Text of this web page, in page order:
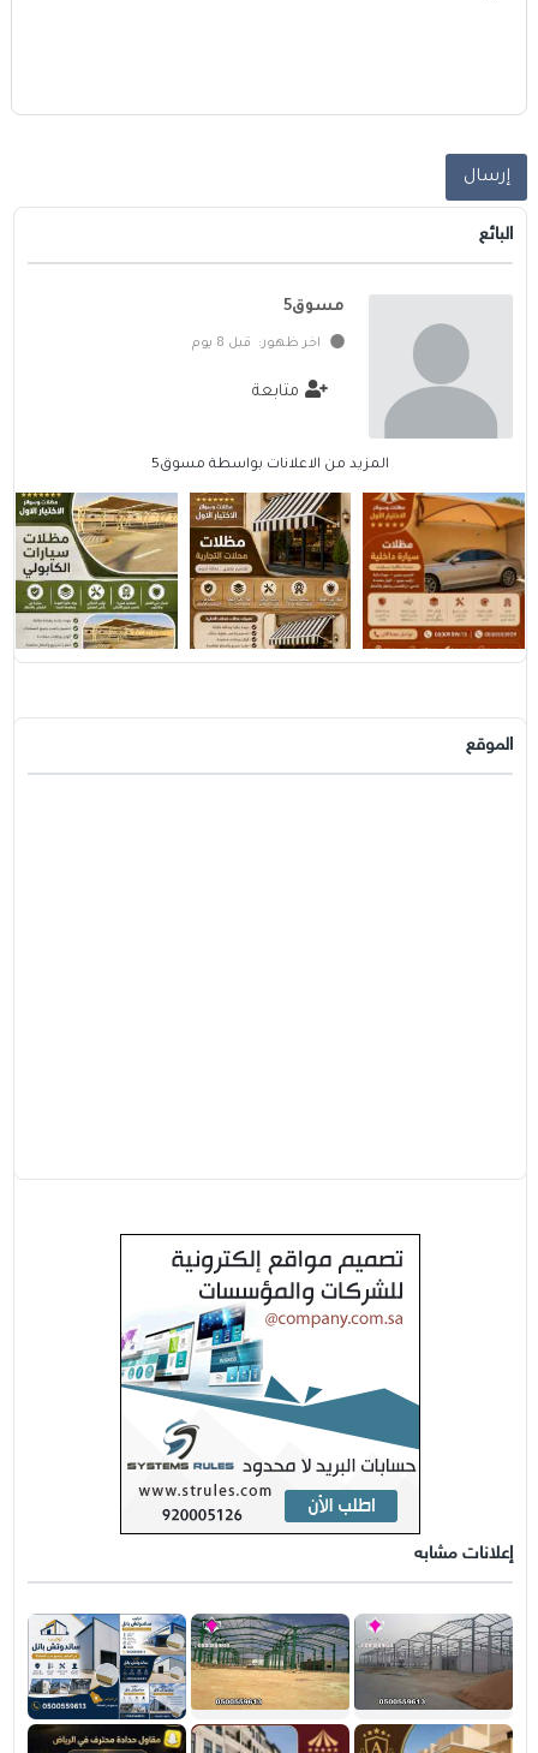
إرسال
البائع
مسوق5
اخر ظهور: قبل 8 يوم
متابعة
المزيد من الاعلانات بواسطة مسوق5
الموقع
إعلانات مشابه